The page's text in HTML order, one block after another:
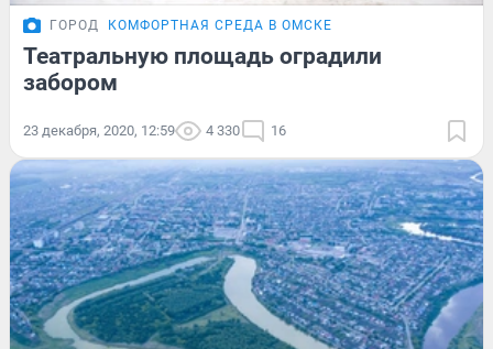
ГОРОД КОМФОРТНАЯ СРЕДА В ОМСКЕ
Театральную площадь оградили
забором
23 декабря, 2020, 12:59 4 330 16